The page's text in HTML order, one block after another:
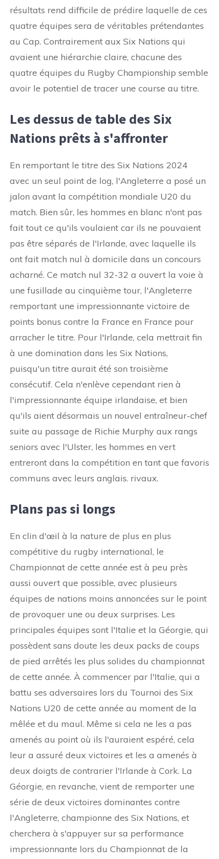
résultats rend difficile de prédire laquelle de ces
quatre équipes sera de véritables prétendantes
au Cap. Contrairement aux Six Nations qui
avaient une hiérarchie claire, chacune des
quatre équipes du Rugby Championship semble
avoir le potentiel de tracer une course au titre.
Les dessus de table des Six
Nations prêts à s'affronter
En remportant le titre des Six Nations 2024
avec un seul point de log, l'Angleterre a posé un
jalon avant la compétition mondiale U20 du
match. Bien sûr, les hommes en blanc n'ont pas
fait tout ce qu'ils voulaient car ils ne pouvaient
pas être séparés de l'Irlande, avec laquelle ils
ont fait match nul à domicile dans un concours
acharné. Ce match nul 32-32 a ouvert la voie à
une fusillade au cinquième tour, l'Angleterre
remportant une impressionnante victoire de
points bonus contre la France en France pour
arracher le titre. Pour l'Irlande, cela mettrait fin
à une domination dans les Six Nations,
puisqu'un titre aurait été son troisième
consécutif. Cela n'enlève cependant rien à
l'impressionnante équipe irlandaise, et bien
qu'ils aient désormais un nouvel entraîneur-chef
suite au passage de Richie Murphy aux rangs
seniors avec l'Ulster, les hommes en vert
entreront dans la compétition en tant que favoris
communs avec leurs anglais. rivaux.
Plans pas si longs
En clin d'œil à la nature de plus en plus
compétitive du rugby international, le
Championnat de cette année est à peu près
aussi ouvert que possible, avec plusieurs
équipes de nations moins annoncées sur le point
de provoquer une ou deux surprises. Les
principales équipes sont l'Italie et la Géorgie, qui
possèdent sans doute les deux packs de coups
de pied arrêtés les plus solides du championnat
de cette année. À commencer par l'Italie, qui a
battu ses adversaires lors du Tournoi des Six
Nations U20 de cette année au moment de la
mêlée et du maul. Même si cela ne les a pas
amenés au point où ils l'auraient espéré, cela
leur a assuré deux victoires et les a amenés à
deux doigts de contrarier l'Irlande à Cork. La
Géorgie, en revanche, vient de remporter une
série de deux victoires dominantes contre
l'Angleterre, championne des Six Nations, et
cherchera à s'appuyer sur sa performance
impressionnante lors du Championnat de la